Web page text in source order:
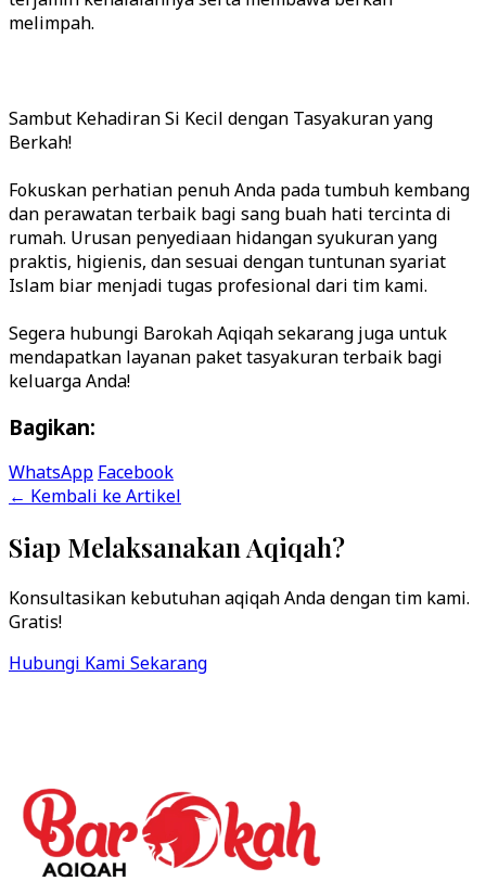
melimpah.
Sambut Kehadiran Si Kecil dengan Tasyakuran yang
Berkah!
Fokuskan perhatian penuh Anda pada tumbuh kembang
dan perawatan terbaik bagi sang buah hati tercinta di
rumah. Urusan penyediaan hidangan syukuran yang
praktis, higienis, dan sesuai dengan tuntunan syariat
Islam biar menjadi tugas profesional dari tim kami.
Segera hubungi Barokah Aqiqah sekarang juga untuk
mendapatkan layanan paket tasyakuran terbaik bagi
Bagikan:
WhatsApp Facebook
← Kembali ke Artikel
Siap Melaksanakan Aqiqah?
Konsultasikan kebutuhan aqiqah Anda dengan tim kami.
Gratis!
Hubungi Kami Sekarang